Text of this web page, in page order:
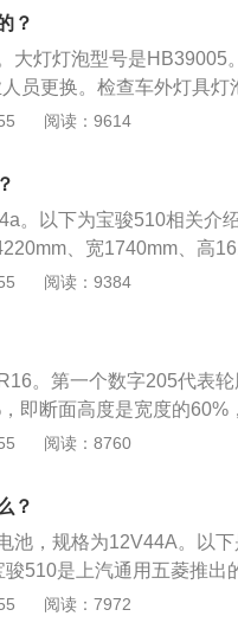
的重要组成部分。 机油的
尺油面最低刻度和最高刻度
效果，但绝不要加过油尺
，进而影响动力输出，增
？
大灯灯泡型号是HB39005
员更换。检查车外灯具灯
车外灯具进行全面系统的
常在得到提醒之前，车主
正常工作。顺便提一下，
站进行照明系统维护的收
、插座锈蚀或插头损坏这
障发生的根本原因。即使
阅读：9614
。以下为宝骏510相关介
、宽1740mm、高
为1206kg。动力方面：
麦弗逊式独立悬架，后
阅读：9384
。第一个数字205代表
即断面高度是宽度的60%
骏510最高车速130km/h
造丝帘布，N-尼龙帘布，
明轮胎在规定条件下承载
300km/h的认证速度等级
240km/h；W：270km/h
规格。便于实际使用，如
阅读：8760
？
池，规格为12V44A。以
510是上汽通用五菱推出
设计研发，于2017年2月
阅读：7972